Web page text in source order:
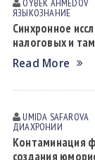
OYBEK АHMEDOV
ЯЗЫКОЗНАНИЕ
Синхронное
налоговых и
Read More
UMIDA SАFАROVА
ДИАХРОНИИ
Контаминация
создания